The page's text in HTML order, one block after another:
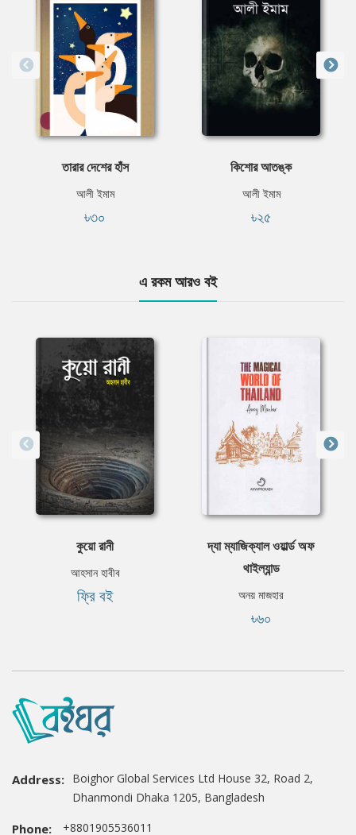
তারার দেশের হাঁস
আলী ইমাম
৳৩০
কিশোর আতঙ্ক
আলী ইমাম
৳২৫
এ রকম আরও বই
কুয়ো রানী
আহসান হাবীব
ফ্রি বই
দ্যা ম্যাজিক্যাল ওয়ার্ল্ড অফ
থাইল্যান্ড
অনয় মাজহার
৳৬০
Address: Boighor Global Services Ltd House 32, Road 2,
Dhanmondi Dhaka 1205, Bangladesh
Phone: +8801905536011